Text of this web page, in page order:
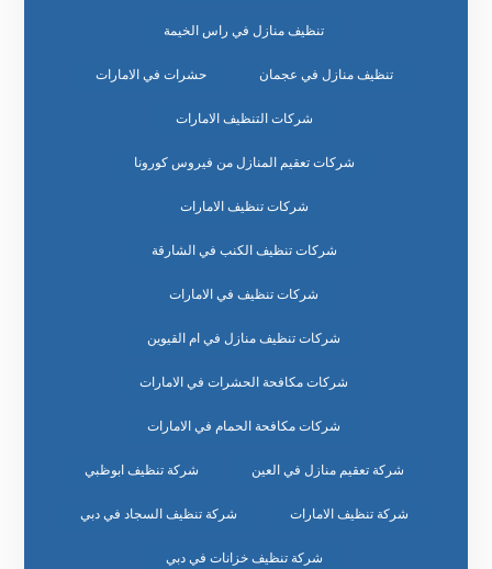
تنظيف منازل في راس الخيمة
تنظيف منازل في عجمان حشرات في الامارات
شركات التنظيف الامارات
شركات تعقيم المنازل من فيروس كورونا
شركات تنظيف الامارات
شركات تنظيف الكنب في الشارقة
شركات تنظيف في الامارات
شركات تنظيف منازل في ام القيوين
شركات مكافحة الحشرات في الامارات
شركات مكافحة الحمام في الامارات
شركة تعقيم منازل في العين شركة تنظيف ابوظبي
شركة تنظيف الامارات شركة تنظيف السجاد في دبي
شركة تنظيف خزانات في دبي